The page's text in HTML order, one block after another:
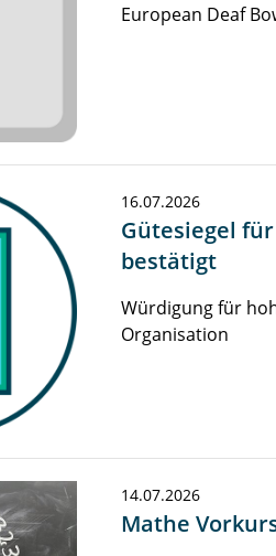
European Deaf
16.07.2026
Gütesiegel
bestätigt
Würdigung für
Organisation
14.07.2026
Mathe